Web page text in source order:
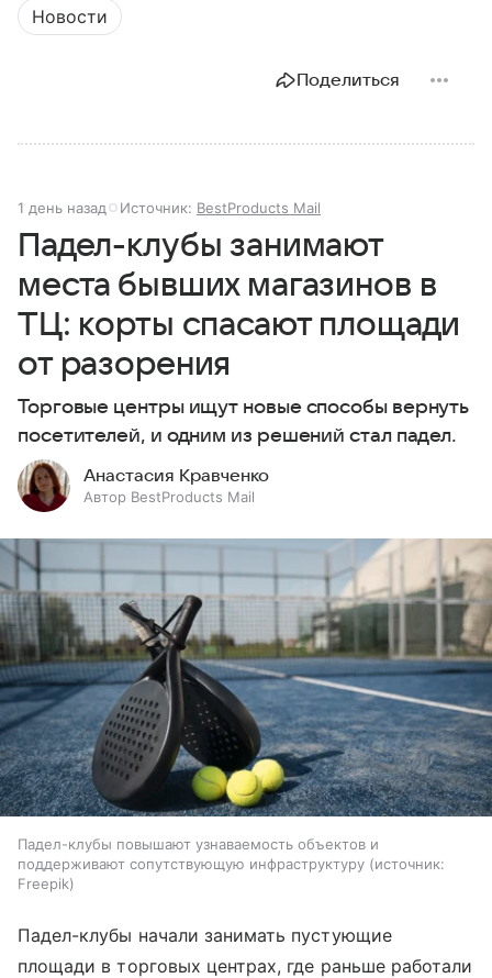
Новости
Поделиться
1 день назад Источник: BestProducts Mail
Падел-клубы занимают
места бывших магазинов в
ТЦ: корты спасают площади
от разорения
Торговые центры ищут новые способы вернуть
посетителей, и одним из решений стал падел.
Анастасия Кравченко
Автор BestProducts Mail
Падел-клубы повышают узнаваемость объектов и
поддерживают сопутствующую инфраструктуру
источник:
Freepik
Падел-клубы начали занимать пустующие
площади в торговых центрах, где раньше работали